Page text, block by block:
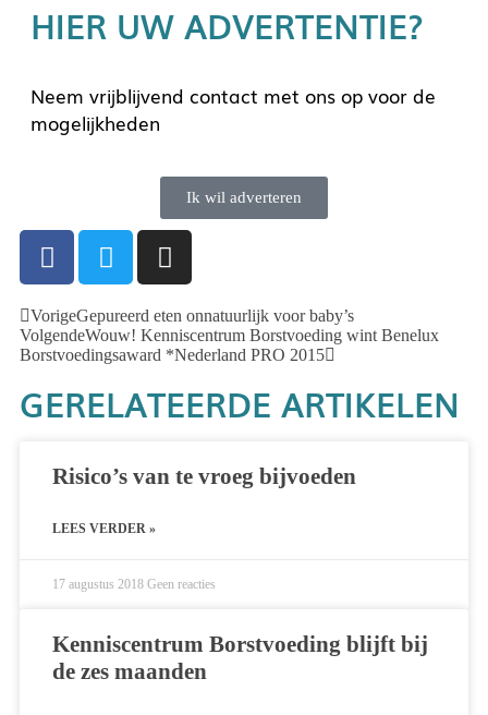
HIER UW ADVERTENTIE?
Neem vrijblijvend contact met ons op voor de
mogelijkheden
Ik wil adverteren
VorigeGepureerd eten onnatuurlijk voor baby’s
VolgendeWouw! Kenniscentrum Borstvoeding wint Benelux
Borstvoedingsaward *Nederland PRO 2015
GERELATEERDE ARTIKELEN
Risico’s van te vroeg bijvoeden
LEES VERDER »
17 augustus 2018 Geen reacties
Kenniscentrum Borstvoeding blijft bij
de zes maanden